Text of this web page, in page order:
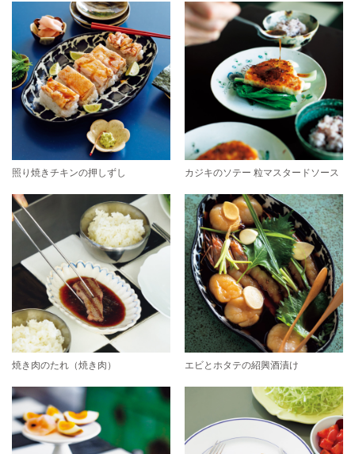
照り焼きチキンの押しずし カジキのソテー 粒マスタードソース
焼き肉のたれ（焼き肉） エビとホタテの紹興酒漬け